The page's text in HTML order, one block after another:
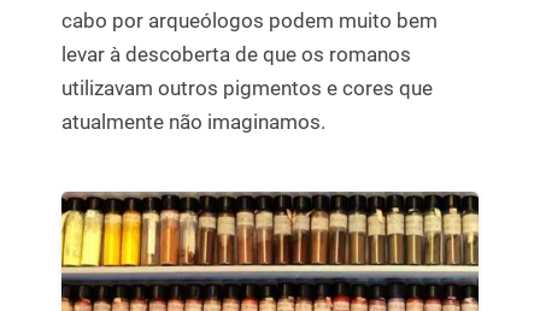
cabo por arqueólogos podem muito bem
levar à descoberta de que os romanos
utilizavam outros pigmentos e cores que
atualmente não imaginamos.
PROMOÇÃO!